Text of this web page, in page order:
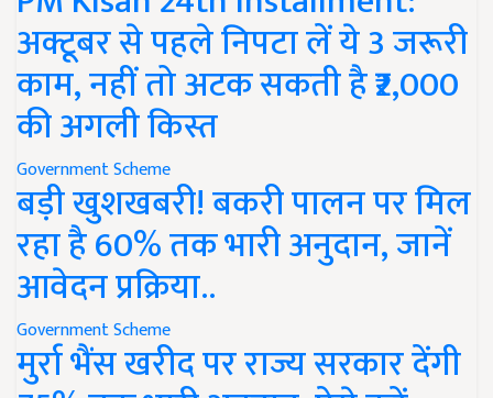
अक्टूबर से पहले निपटा लें ये 3 जरूरी
काम, नहीं तो अटक सकती है ₹2,000
की अगली किस्त
Government Scheme
बड़ी खुशखबरी! बकरी पालन पर मिल
रहा है 60% तक भारी अनुदान, जानें
आवेदन प्रक्रिया..
Government Scheme
मुर्रा भैंस खरीद पर राज्य सरकार देंगी